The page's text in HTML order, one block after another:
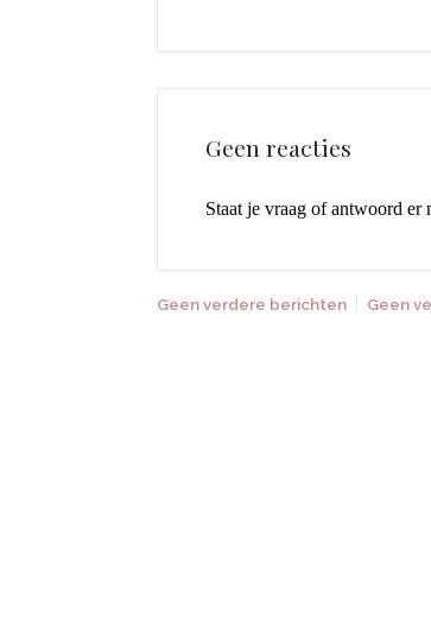
Geen reacties
Staat je vraag of antwoord er
Geen verdere berichten Geen